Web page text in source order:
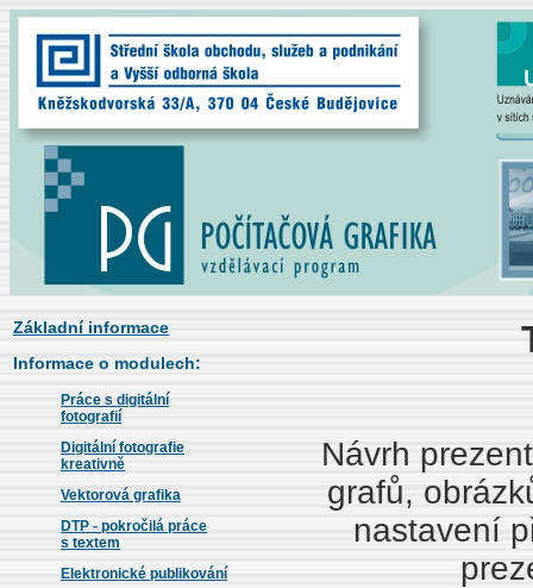
Základní informace
Informace o modulech:
Práce s digitální
fotografií
Digitální fotografie
kreativně
Vektorová grafika
DTP - pokročilá práce
s textem
Elektronické publikování
Návrh
grafů,
nastavení